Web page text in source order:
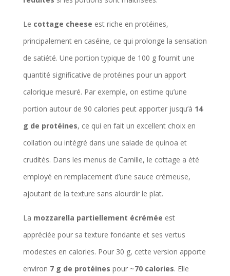
Le cottage cheese est riche en protéines,
principalement en caséine, ce qui prolonge la sensation
de satiété. Une portion typique de 100 g fournit une
quantité significative de protéines pour un apport
calorique mesuré. Par exemple, on estime qu’une
portion autour de 90 calories peut apporter jusqu’à 14
g de protéines, ce qui en fait un excellent choix en
collation ou intégré dans une salade de quinoa et
crudités. Dans les menus de Camille, le cottage a été
employé en remplacement d’une sauce crémeuse,
ajoutant de la texture sans alourdir le plat.
La mozzarella partiellement écrémée est
appréciée pour sa texture fondante et ses vertus
modestes en calories. Pour 30 g, cette version apporte
environ 7 g de protéines pour ~70 calories. Elle